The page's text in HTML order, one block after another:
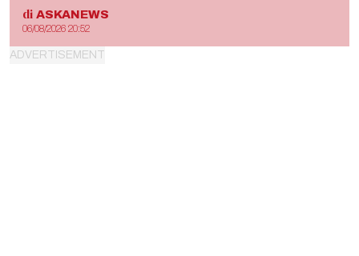
di ASKANEWS
06/08/2026 20:52